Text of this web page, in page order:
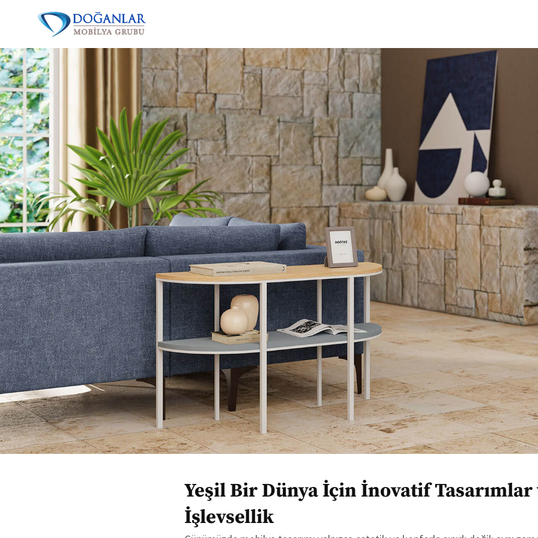
Yeşil Bir Dünya İçin İnovatif Tasarımlar
İşlevsellik